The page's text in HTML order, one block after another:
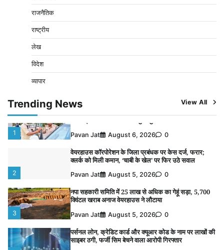
राजनैतिक
राष्ट्रीय
लेख
विदेश
व्यापार
Trending News View All
Pavan Jat August 5, 2026 0
पर्सनल लोन, क्रेडिट कार्ड और क्यूआर कोड के नाम पर लाखों की
1 Pavan Jat
वेयरहाउस कॉरपोरेशन के जिला प्रबंधक पर केस दर्ज, फरार;
क्लर्क को मिली कमान, ‘चाबी के खेल’ पर फिर उठे सवाल
Pavan Jat August 5, 2026 0
3
क्विंटल खराब अनाज वेयरहाउस ने लौटाया
Pavan Jat August 5, 2026 0
4
पर्सनल लोन, क्रेडिट कार्ड और क्यूआर कोड के नाम पर लाखों की
साइबर ठगी, फर्जी सिम बेचने वाला आरोपी गिरफ्तार
Pavan Jat August 5, 2026 0
विशेष प्रवर्तन अभियान में नर्मदापुरम पुलिस की सख्त कार्रवाई